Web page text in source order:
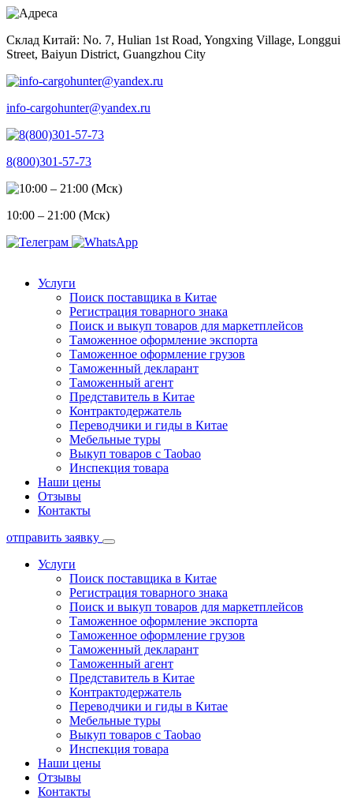
Skip
content
Склад Китай: No. 7, Hulian 1st Road, Yongxing Village, Longgui
Street, Baiyun District, Guangzhou City
info-cargohunter@yandex.ru
8(800)301-57-73
10:00 – 21:00 (Мск)
Услуги
Поиск поставщика в Китае
Регистрация товарного знака
Поиск и выкуп товаров для маркетплейсов
Таможенное оформление экспорта
Таможенное оформление грузов
Таможенный декларант
Таможенный агент
Представитель в Китае
Контрактодержатель
Переводчики и гиды в Китае
Мебельные туры
Выкуп товаров с Taobao
Инспекция товара
Наши цены
Отзывы
Контакты
отправить заявку
Услуги
Поиск поставщика в Китае
Регистрация товарного знака
Поиск и выкуп товаров для маркетплейсов
Таможенное оформление экспорта
Таможенное оформление грузов
Таможенный декларант
Таможенный агент
Представитель в Китае
Контрактодержатель
Переводчики и гиды в Китае
Мебельные туры
Выкуп товаров с Taobao
Инспекция товара
Наши цены
Отзывы
Контакты